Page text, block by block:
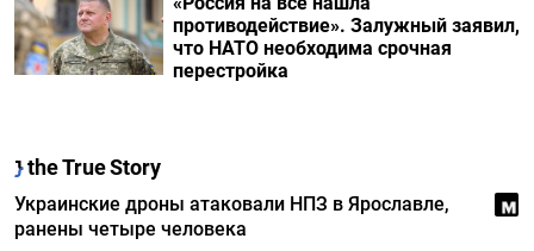
противодействие». Залужный заявил,
что НАТО необходима срочная
перестройка